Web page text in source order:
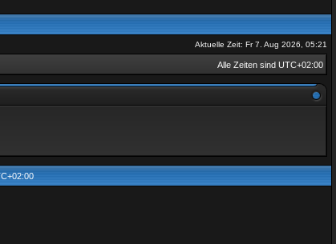
Aktuelle Zeit: Fr 7. Aug 2026, 05:21
Alle Zeiten sind UTC+02:00